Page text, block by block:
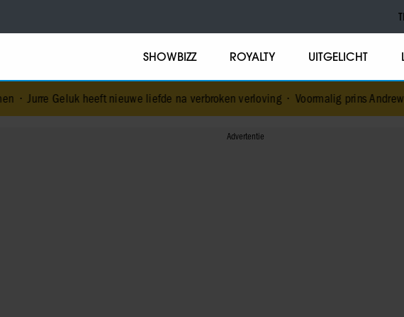
SHOWBIZZ ROYALTY UITGELICHT
heeft nieuwe liefde na verbroken verloving•Voormalig prins Andrew werd